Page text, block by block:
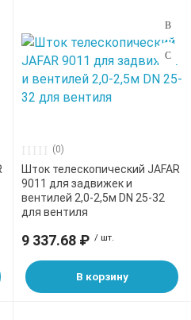
(0)
Шток телескопический JAFAR
9011 для задвижек и
вентилей 2,0-2,5м DN 25-32
для вентиля
9 337.68 ₽ / шт.
В корзину